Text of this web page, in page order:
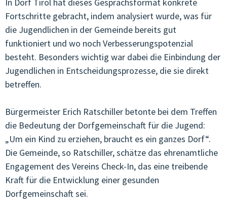
QUALITÄT & ENTWICKLUNG
JUNGE KULTUR & MUSIK
JUNGES EUROPA & MEHRSPRACHIGKEIT
GENDER & SEXUALPÄDAGOGIK
JUGENDCOACHINGGIOVANI
ARTIKEL & STORIES
ESF/FSE
KONTAKT
Fortschritte gebracht, indem analysiert wurde, was für
die Jugendlichen in der Gemeinde bereits gut
funktioniert und wo noch Verbesserungspotenzial
besteht. Besonders wichtig war dabei die Einbindung der
Jugendlichen in Entscheidungsprozesse, die sie direkt
betreffen.
Bürgermeister Erich Ratschiller betonte bei dem Treffen
die Bedeutung der Dorfgemeinschaft für die Jugend:
„Um ein Kind zu erziehen, braucht es ein ganzes Dorf“.
Die Gemeinde, so Ratschiller, schätze das ehrenamtliche
Engagement des Vereins Check-In, das eine treibende
Kraft für die Entwicklung einer gesunden
Dorfgemeinschaft sei.